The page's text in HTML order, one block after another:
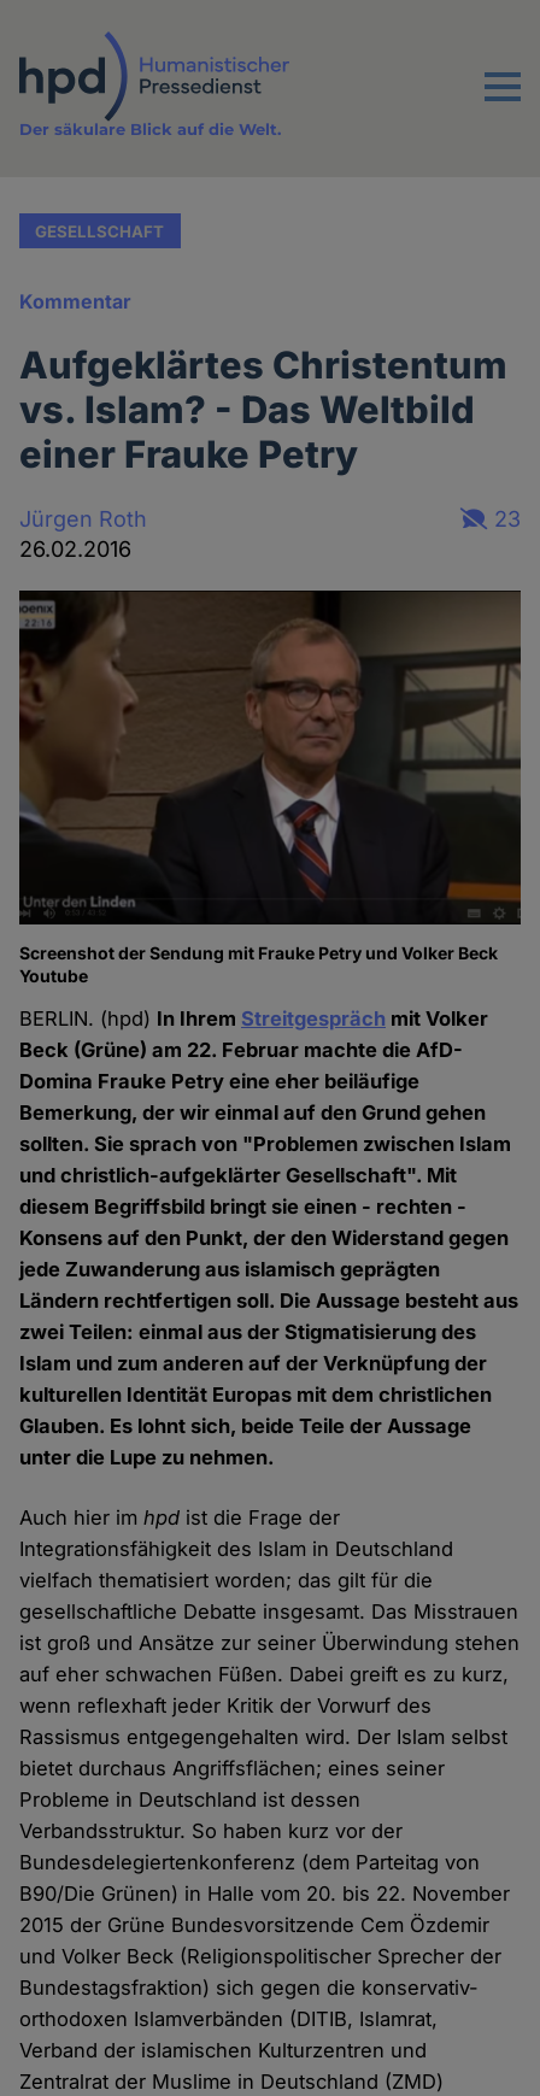
Inhalt
Menu
Der säkulare Blick auf die Welt.
GESELLSCHAFT
Kommentar
Aufgeklärtes Christentum
vs. Islam? - Das Weltbild
einer Frauke Petry
Jürgen Roth
26.02.2016
23
Screenshot der Sendung mit Frauke Petry und Volker Beck
Youtube
BERLIN. (hpd) In Ihrem Streitgespräch mit Volker
Beck (Grüne) am 22. Februar machte die AfD-
Domina Frauke Petry eine eher beiläufige
Bemerkung, der wir einmal auf den Grund gehen
sollten. Sie sprach von "Problemen zwischen Islam
und christlich-aufgeklärter Gesellschaft". Mit
diesem Begriffsbild bringt sie einen - rechten -
Konsens auf den Punkt, der den Widerstand gegen
jede Zuwanderung aus islamisch geprägten
Ländern rechtfertigen soll. Die Aussage besteht aus
zwei Teilen: einmal aus der Stigmatisierung des
Islam und zum anderen auf der Verknüpfung der
kulturellen Identität Europas mit dem christlichen
Glauben. Es lohnt sich, beide Teile der Aussage
unter die Lupe zu nehmen.
Auch hier imhpd ist die Frage der
Integrationsfähigkeit des Islam in Deutschland
vielfach thematisiert worden; das gilt für die
gesellschaftliche Debatte insgesamt. Das Misstrauen
ist groß und Ansätze zur seiner Überwindung stehen
auf eher schwachen Füßen. Dabei greift es zu kurz,
wenn reflexhaft jeder Kritik der Vorwurf des
Rassismus entgegengehalten wird. Der Islam selbst
bietet durchaus Angriffsflächen; eines seiner
Probleme in Deutschland ist dessen
Verbandsstruktur. So haben kurz vor der
Bundesdelegiertenkonferenz (dem Parteitag von
B90/Die Grünen) in Halle vom 20. bis 22. November
2015 der Grüne Bundesvorsitzende Cem Özdemir
und Volker Beck (Religionspolitischer Sprecher der
Bundestagsfraktion) sich gegen die konservativ-
orthodoxen Islamverbänden (DITIB, Islamrat,
Verband der islamischen Kulturzentren und
Zentralrat der Muslime in Deutschland (ZMD)